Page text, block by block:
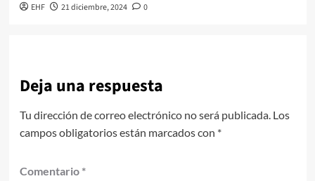
EHF 21 diciembre, 2024 0
Deja una respuesta
Tu dirección de correo electrónico no será publicada. Los
campos obligatorios están marcados con *
Comentario *